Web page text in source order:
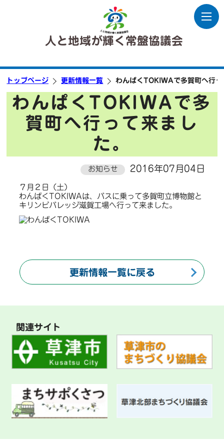
人と地域が輝く常盤協議会
トップページ 更新情報一覧 わんぱくTOKIWAで多賀町へ行
わんぱくTOKIWAで多
賀町へ行って来まし
た。
お知らせ 2016年07月04日
７月２日（土）
わんぱくTOKIWAは、バスに乗って多賀町立博物館と
キリンビバレッジ滋賀工場へ行って来ました。
更新情報一覧に戻る
関連サイト